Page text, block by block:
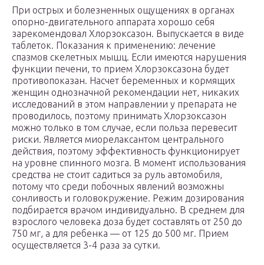
При острых и болезненных ощущениях в органах
опорно-двигательного аппарата хорошо себя
зарекомендовал Хлорзоксазон. Выпускается в виде
таблеток. Показания к применению: лечение
спазмов скелетных мышц. Если имеются нарушения
функции печени, то прием Хлорзоксазона будет
противопоказан. Насчет беременных и кормящих
женщин однозначной рекомендации нет, никаких
исследований в этом направлении у препарата не
проводилось, поэтому принимать Хлорзоксазон
можно только в том случае, если польза перевесит
риски. Является миорелаксантом центрального
действия, поэтому эффективность функционирует
на уровне спинного мозга. В момент использования
средства не стоит садиться за руль автомобиля,
потому что среди побочных явлений возможны
сонливость и головокружение. Режим дозирования
подбирается врачом индивидуально. В среднем для
взрослого человека доза будет составлять от 250 до
750 мг, а для ребенка — от 125 до 500 мг. Прием
осуществляется 3-4 раза за сутки.